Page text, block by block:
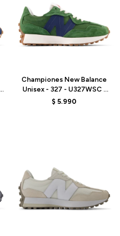
Championes New Balance
Unisex - 327 - U327WSC -
GREEN
$ 5.990